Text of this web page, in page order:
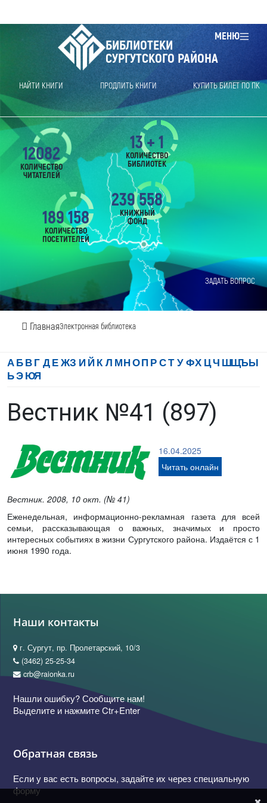
МЕНЮ
БИБЛИОТЕКИ
СУРГУТСКОГО РАЙОНА
НАЙТИ КНИГИ ПРОДЛИТЬ КНИГИ КУПИТЬ БИЛЕТ ПО ПК
ЗАДАТЬ ВОПРОС
ГлавнаяЭлектронная библиотека
12082
КОЛИЧЕСТВО
ЧИТАТЕЛЕЙ
189 158
КОЛИЧЕСТВО
ПОСЕТИТЕЛЕЙ
239 558
КНИЖНЫЙ
ФОНД
13 + 1
КОЛИЧЕСТВО
БИБЛИОТЕК
АБВГ ДЕЖЗ И Й К Л МНОП РСТ УФХ ЦЧ ШЩЪЫ
ЬЭЮЯ
Вестник №41 (897)
16.04.2025
Читать онлайн
Вестник. 2008, 10 окт. (№ 41)
Еженедельная, информационно-рекламная газета для всей
семьи, рассказывающая о важных, значимых и просто
интересных событиях в жизни Сургутского района. Издаётся с 1
июня 1990 года.
Наши контакты
г. Сургут, пр. Пролетарский, 10/3
(3462) 25-25-34
crb@raionka.ru
Нашли ошибку? Сообщите нам!
Выделите и нажмите Ctr+Enter
Обратная связь
Если у вас есть вопросы, задайте их через специальную
форму